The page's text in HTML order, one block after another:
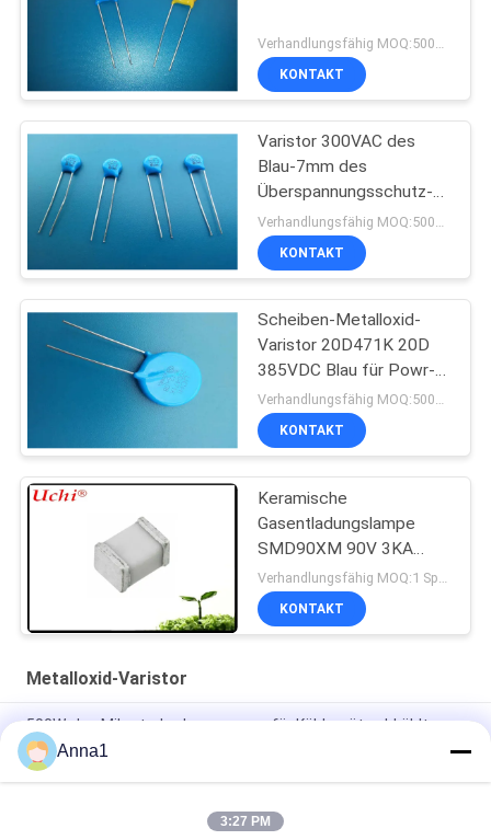
KONTAKT
Varistor 300VAC des
Blau-7mm des
Überspannungsschutz-
07D471K für Linie-
Boden
KONTAKT
Scheiben-Metalloxid-
Varistor 20D471K 20D
385VDC Blau für Powr-
Versorgung
Verhandlungsfähig MOQ:5000pcs
KONTAKT
Keramische
Gasentladungslampe
SMD90XM 90V 3KA
4532 0.5pF UN1812-
90CSMD mit 1812 SMD
Verhandlungsfähig MOQ:1 Spule
KONTAKT
Metalloxid-Varistor
500W, das Mikroturbo-kompressor für Kühlgeräte abkühlt
Lärmarmer und Erschütterungs-Mikroturbo-kompressor mit
Kälteleistung 500W
Präzisions-Niedrigwiderstands-Shunt-Messung und
Anna1
3:27 PM